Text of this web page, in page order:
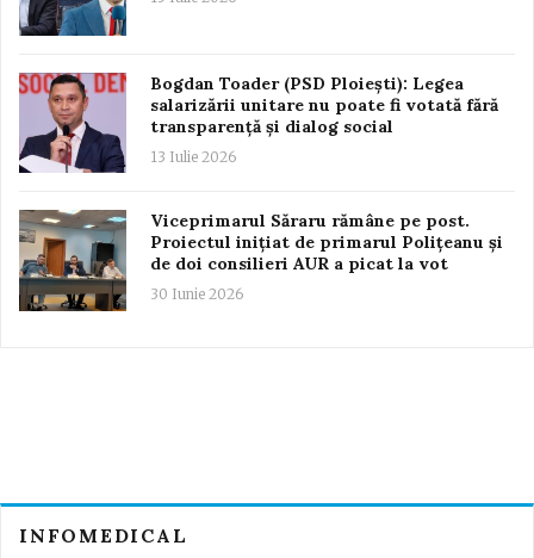
Bogdan Toader (PSD Ploiești): Legea
salarizării unitare nu poate fi votată fără
transparență și dialog social
13 Iulie 2026
Viceprimarul Săraru rămâne pe post.
Proiectul inițiat de primarul Polițeanu și
de doi consilieri AUR a picat la vot
30 Iunie 2026
INFOMEDICAL